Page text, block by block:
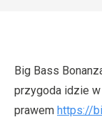
Big Bass
przygoda idzie
prawem https://